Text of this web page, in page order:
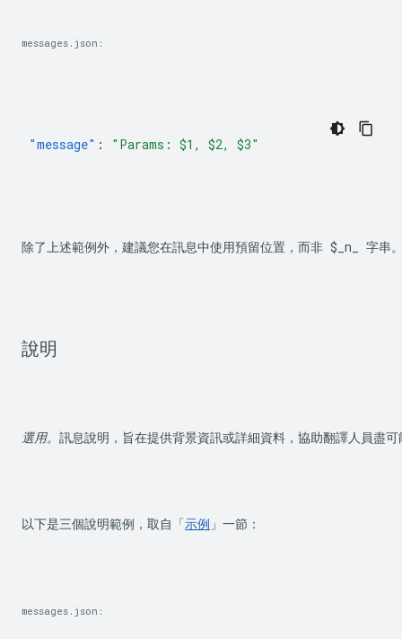
messages.json:
"message" : "Params: $1, $2, $3"
除了上述範例外，建議您在訊息中使用預留位置，而非 $_n_ 字串
說明
選用。 訊息說明，旨在提供背景資訊或詳細資料，協助翻譯人員盡
以下是三個說明範例，取自「示例 」一節：
messages.json: